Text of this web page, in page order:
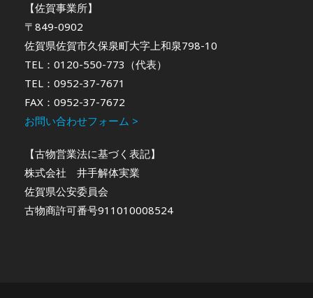
【佐賀事業所】
〒849-0902
佐賀県佐賀市久保泉町大字上和泉798-10
TEL：0120-550-773（代表）
TEL：0952-37-7671
FAX：0952-37-7672
お問い合わせフォーム >
【古物営業法に基づく表記】
株式会社 井手解体実業
佐賀県公安委員会
古物商許可番号911010008524